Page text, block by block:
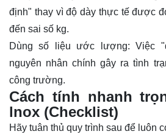
định" thay vì độ dày thực tế được
đến sai số kg.
Dùng số liệu ước lượng: Việc
nguyên nhân chính gây ra tình
công trường.
Cách tính nhanh
lnox (Checklist)
Hãy tuân thủ quy trình sau để luôn